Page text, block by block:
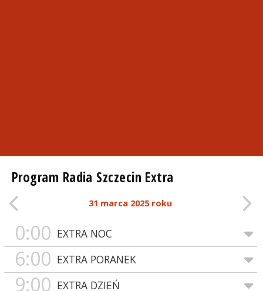
Program Radia Szczecin Extra
31 marca 2025 roku
0:00 EXTRA NOC
6:00 EXTRA PORANEK
9:00 EXTRA DZIEŃ